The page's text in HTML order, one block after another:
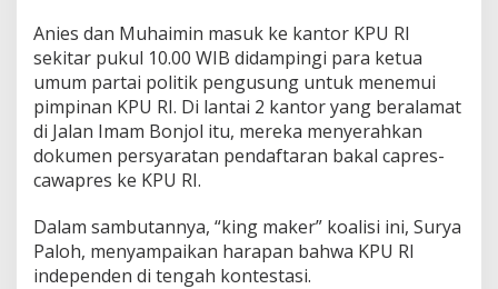
Anies dan Muhaimin masuk ke kantor KPU RI
sekitar pukul 10.00 WIB didampingi para ketua
umum partai politik pengusung untuk menemui
pimpinan KPU RI. Di lantai 2 kantor yang beralamat
di Jalan Imam Bonjol itu, mereka menyerahkan
dokumen persyaratan pendaftaran bakal capres-
cawapres ke KPU RI.
Dalam sambutannya, “king maker” koalisi ini, Surya
Paloh, menyampaikan harapan bahwa KPU RI
independen di tengah kontestasi.